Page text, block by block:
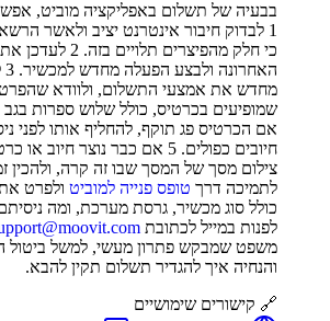
בבעיה של תשלום באפליקציה מוביט,
1 לבדוק חיבור אינטרנט יציב ולאשר
כי חלק מהפיצרים
מחדש את אמצעי התשלום, ולוודא
אם הכרטיס פג תוקף, להחליף אותו לפני
חיובים כפולים. 5 אם כבר נוצר
לתמיכה דרך טופס פנייה למוביט ולפרט
כולל סוג מכשיר, גרסת מערכת, ומה
לפנות במייל לכתובת
משפט שמבקש פתרון מעשי, למשל ביטול
והנחיה איך להגדיר תשלום תקין להבא.
🔗 קישורים שימושיים